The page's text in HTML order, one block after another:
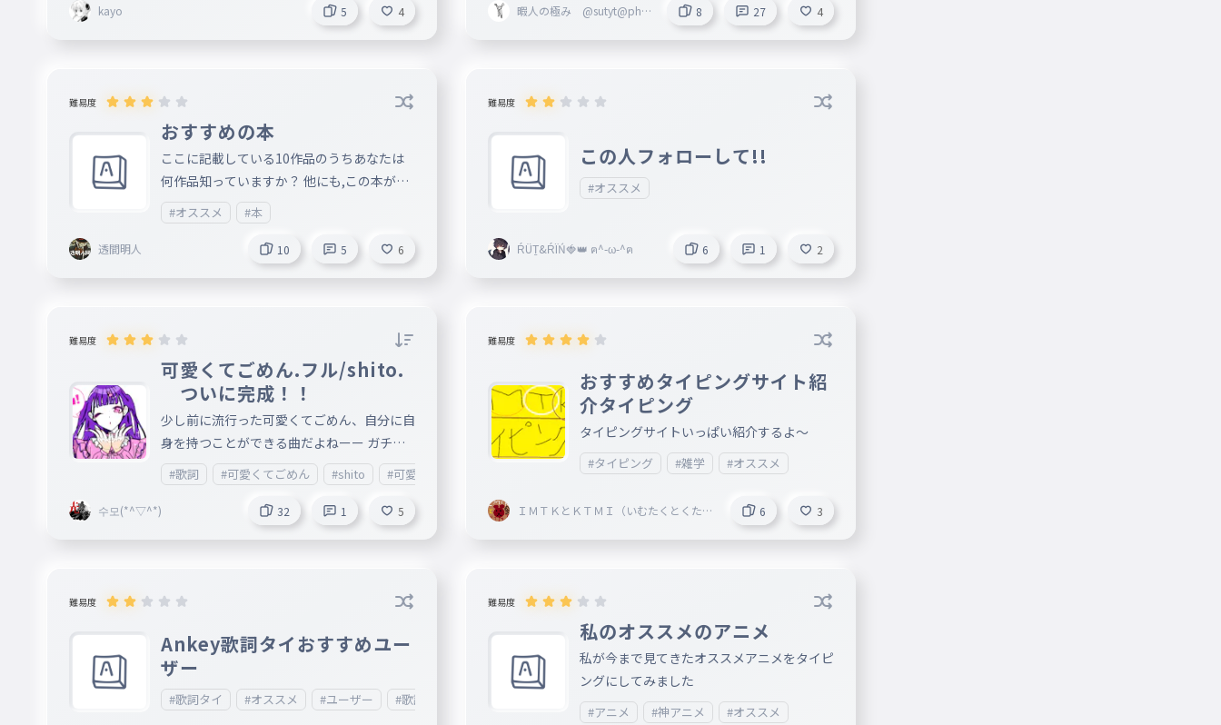
kayo 5 4
暇人の極み @sutyt@pha
8 27 4
難易度
おすすめの本
ここに記載している10作品のうちあなたは
何作品知っていますか？ 他にも,この本がお
すすめや,読みやすい本とかと言う情報をコ
メント欄に書いてください。お願いします。
#オススメ #本
透間明人 10 5 6
難易度
この人フォローして!!
#オススメ
ŔÜṮ&ŔÏŃ🍓👑 ฅ^-ω-^ฅ 6 1 2
難易度
可愛くてごめん.フル/shito.
ついに完成！！
少し前に流行った可愛くてごめん、自分に自
身を持つことができる曲だよねーー ガチ正
確だから、是非プレイしてねーー
#歌詞 #可愛くてごめん #shito #可愛い #ハマり注意 #雑学 #楽しい #タイピング
수모(*^▽^*) 32 1 5
難易度
おすすめタイピングサイト紹
介タイピング
タイピングサイトいっぱい紹介するよ～
#タイピング #雑学 #オススメ
ＩＭＴＫとＫＴＭＩ（いむたくとくたむ
6 3
難易度
Ankey歌詞タイおすすめユー
ザー
#歌詞タイ #オススメ #ユーザー #歌詞
難易度
私のオススメのアニメ
私が今まで見てきたオススメアニメをタイピ
ングにしてみました
#アニメ #神アニメ #オススメ